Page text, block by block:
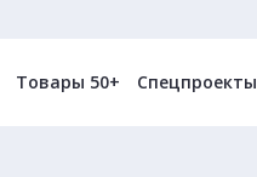
Товары 50+ Спецпроекты